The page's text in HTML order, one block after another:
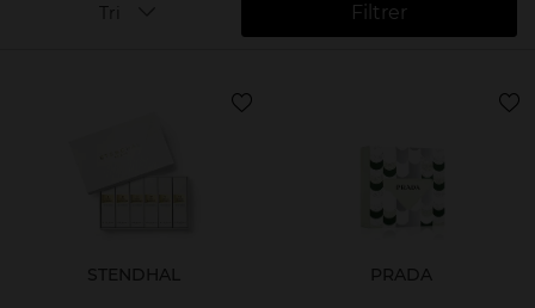
Filtrer
Tri
STENDHAL PRADA